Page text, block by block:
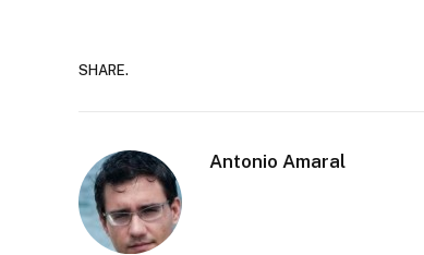
SHARE.
Antonio Amaral